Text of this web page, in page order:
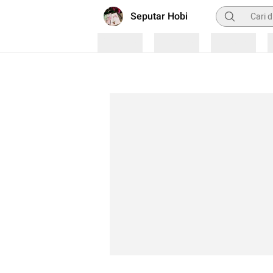
Seputar Hobi Pencarian